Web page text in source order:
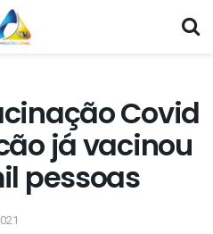
Covid
já vacinou
pessoas